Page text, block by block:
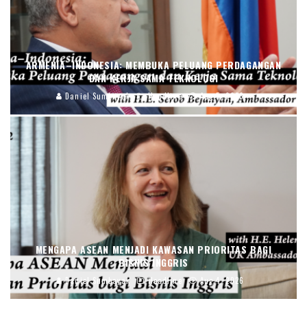
ARMENIA–INDONESIA: MEMBUKA PELUANG PERDAGANGAN
DAN KERJA SAMA TEKNOLOGI
Daniel Sumbayak Headline Aug 5, 2026
MENGAPA ASEAN MENJADI KAWASAN PRIORITAS BAGI
BISNIS INGGRIS
Daniel Sumbayak Headline Aug 4, 2026